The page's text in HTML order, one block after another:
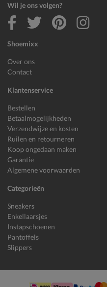
Shoemixx
Over ons
Contact
Klantenservice
Bestellen
Betaalmogelijkheden
Verzendwijze en kosten
Ruilen en retourneren
Koop ongedaan maken
Garantie
Algemene voorwaarden
Categorieën
Sneakers
Enkellaarsjes
Instapschoenen
Pantoffels
Slippers
Wil je ons volgen?